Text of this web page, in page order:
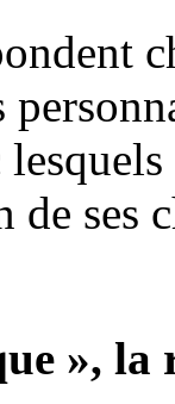
de ses
»,